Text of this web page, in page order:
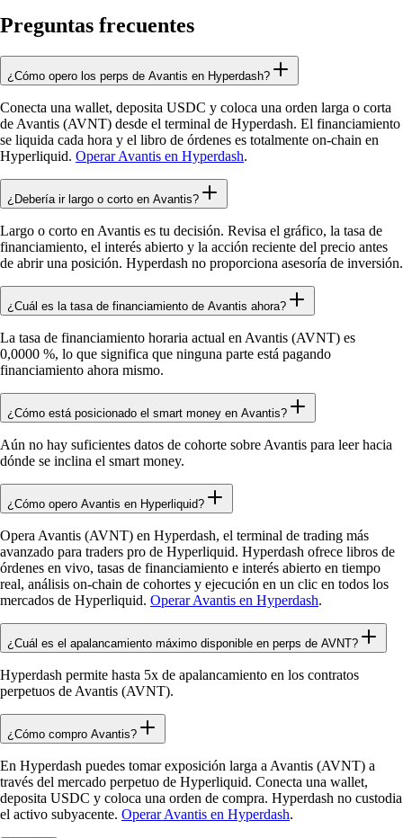
Preguntas frecuentes
¿Cómo opero los perps de Avantis en Hyperdash?
Conecta una wallet, deposita USDC y coloca una orden larga o corta
de Avantis (AVNT) desde el terminal de Hyperdash. El financiamiento
se liquida cada hora y el libro de órdenes es totalmente on-chain en
Hyperliquid. Operar Avantis en Hyperdash.
¿Debería ir largo o corto en Avantis?
Largo o corto en Avantis es tu decisión. Revisa el gráfico, la tasa de
financiamiento, el interés abierto y la acción reciente del precio antes
de abrir una posición. Hyperdash no proporciona asesoría de inversión.
¿Cuál es la tasa de financiamiento de Avantis ahora?
La tasa de financiamiento horaria actual en Avantis (AVNT) es
0,0000 %, lo que significa que ninguna parte está pagando
financiamiento ahora mismo.
¿Cómo está posicionado el smart money en Avantis?
Aún no hay suficientes datos de cohorte sobre Avantis para leer hacia
dónde se inclina el smart money.
¿Cómo opero Avantis en Hyperliquid?
Opera Avantis (AVNT) en Hyperdash, el terminal de trading más
avanzado para traders pro de Hyperliquid. Hyperdash ofrece libros de
órdenes en vivo, tasas de financiamiento e interés abierto en tiempo
real, análisis on-chain de cohortes y ejecución en un clic en todos los
mercados de Hyperliquid. Operar Avantis en Hyperdash.
¿Cuál es el apalancamiento máximo disponible en perps de AVNT?
Hyperdash permite hasta 5x de apalancamiento en los contratos
perpetuos de Avantis (AVNT).
¿Cómo compro Avantis?
En Hyperdash puedes tomar exposición larga a Avantis (AVNT) a
través del mercado perpetuo de Hyperliquid. Conecta una wallet,
deposita USDC y coloca una orden de compra. Hyperdash no custodia
el activo subyacente. Operar Avantis en Hyperdash.